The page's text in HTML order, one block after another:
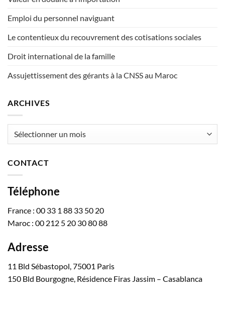
Emploi du personnel naviguant
Le contentieux du recouvrement des cotisations sociales
Droit international de la famille
Assujettissement des gérants à la CNSS au Maroc
ARCHIVES
CONTACT
Téléphone
France : 00 33 1 88 33 50 20
Maroc : 00 212 5 20 30 80 88
Adresse
11 Bld Sébastopol, 75001 Paris
150 Bld Bourgogne, Résidence Firas Jassim – Casablanca